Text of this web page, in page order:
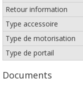
Retour information
Type accessoire
Type de motorisation
Type de portail
Documents